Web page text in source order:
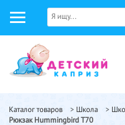
Каталог товаров > Школа >
Рюкзак Hummingbird T70